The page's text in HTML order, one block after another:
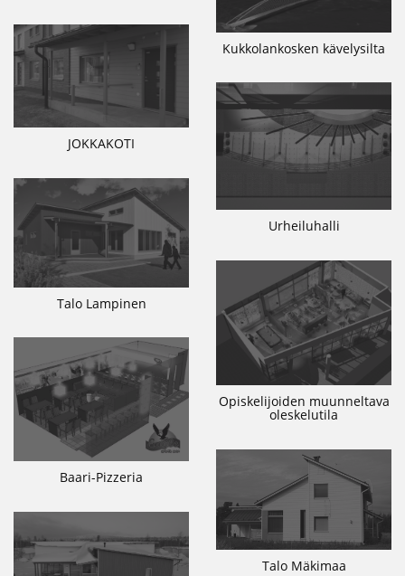
Kukkolankosken kävelysilta
JOKKAKOTI
Urheiluhalli
Talo Lampinen
Opiskelijoiden muunneltava
oleskelutila
Baari-Pizzeria
Talo Mäkimaa